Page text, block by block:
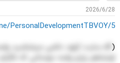
ت
:
2026/6/28
PersonalDevelopmentTBVOY/5
( اگه سایت آپلود دائمی میشناسید
اونجاهم بزارم واسه دوستانی که تلگرام